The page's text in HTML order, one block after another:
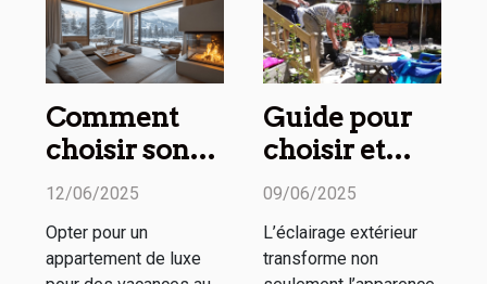
Comment
choisir son
appartement
des vacances
12/06/2025
Opter pour un
appartement de luxe
Guide pour
choisir et
installer un
extérieur
09/06/2025
L’éclairage extérieur
transforme non